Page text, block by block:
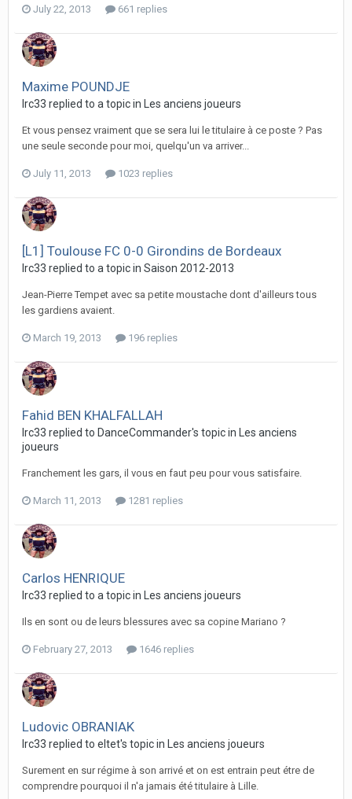
July 22, 2013 661 replies
Maxime POUNDJE
lrc33 replied to a topic in Les anciens joueurs
Et vous pensez vraiment que se sera lui le titulaire à ce poste ? Pas
une seule seconde pour moi, quelqu'un va arriver...
July 11, 2013 1023 replies
[L1] Toulouse FC 0-0 Girondins de Bordeaux
lrc33 replied to a topic in Saison 2012-2013
Jean-Pierre Tempet avec sa petite moustache dont d'ailleurs tous
les gardiens avaient.
March 19, 2013 196 replies
Fahid BEN KHALFALLAH
lrc33 replied to DanceCommander's topic in
Les anciens
joueurs
Franchement les gars, il vous en faut peu pour vous satisfaire.
March 11, 2013 1281 replies
Carlos HENRIQUE
lrc33 replied to a topic in Les anciens joueurs
Ils en sont ou de leurs blessures avec sa copine Mariano ?
February 27, 2013 1646 replies
Ludovic OBRANIAK
lrc33 replied to eltet's topic in Les anciens joueurs
Surement en sur régime à son arrivé et on est entrain peut étre de
comprendre pourquoi il n'a jamais été titulaire à Lille.